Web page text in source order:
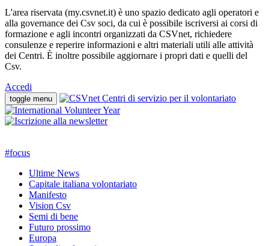
L'area riservata (my.csvnet.it) è uno spazio dedicato agli operatori e
alla governance dei Csv soci, da cui è possibile iscriversi ai corsi di
formazione e agli incontri organizzati da CSVnet, richiedere
consulenze e reperire informazioni e altri materiali utili alle attività
dei Centri. È inoltre possibile aggiornare i propri dati e quelli del
Csv.
Accedi
toggle menu
#focus
Ultime News
Capitale italiana volontariato
Manifesto
Vision Csv
Semi di bene
Futuro prossimo
Europa